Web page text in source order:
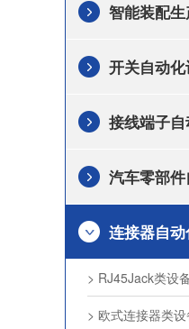
智能装配
开关自动
接线端子
汽车零部
连接器自
> RJ45Jack类设
> 欧式连接器类设